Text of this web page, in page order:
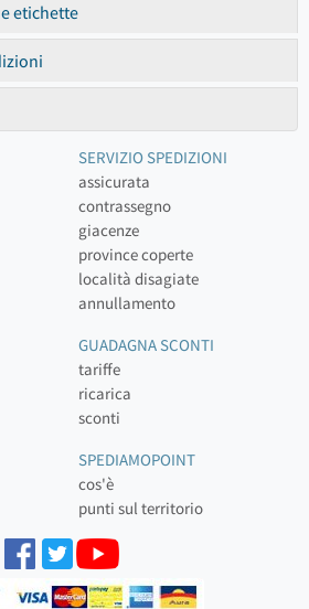
etichette
SERVIZIO SPEDIZIONI
assicurata
contrassegno
giacenze
province coperte
località disagiate
annullamento
GUADAGNA SCONTI
tariffe
ricarica
sconti
SPEDIAMOPOINT
cos'è
punti sul territorio